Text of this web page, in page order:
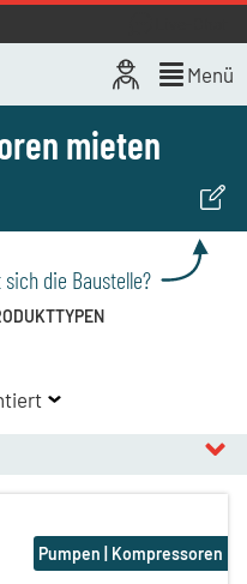
Menü
mieten
die Baustelle?
Pumpen | Kompressoren